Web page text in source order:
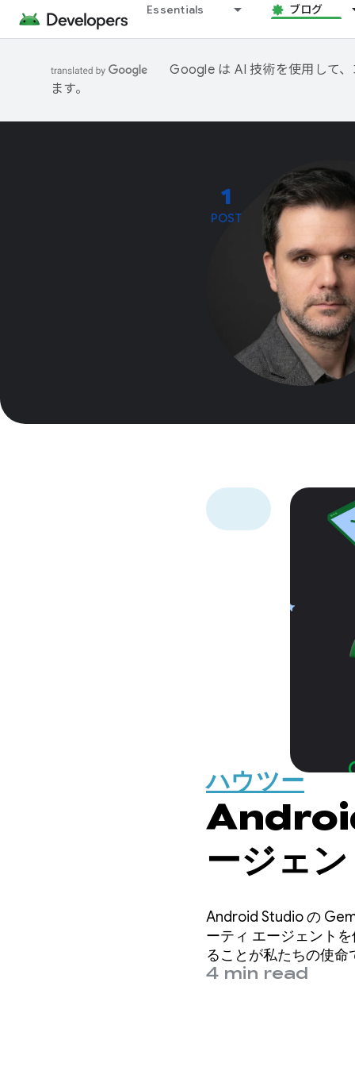
Essentials ブログ
Google は AI 技術を使用して
ます。
1
POST
ハウツー
Android
ージェ
プリを
Android Studio の
ーティ エージェント
ることが私たちの使命
4 min read